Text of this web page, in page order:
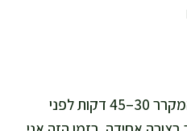
אני מוציאה את הבשר מהמקרר 30–45 דקות לפני